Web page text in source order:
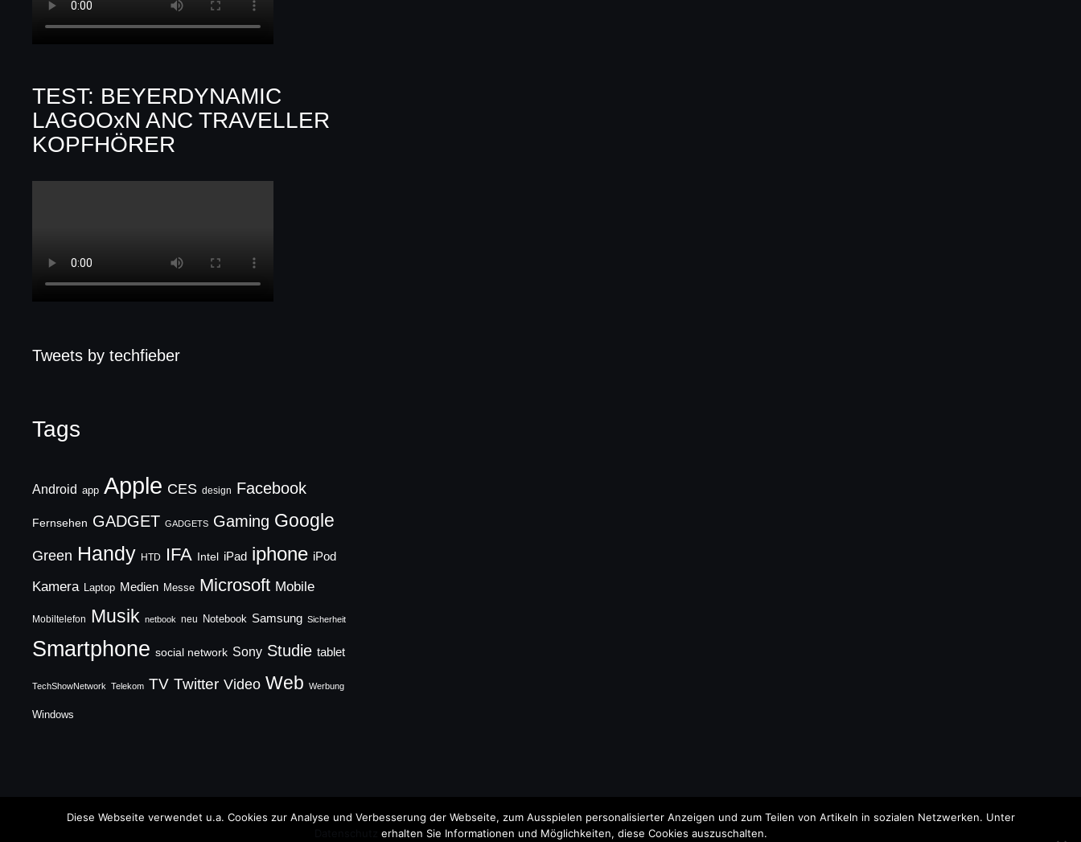
TEST: BEYERDYNAMIC
LAGOOxN ANC TRAVELLER
KOPFHÖRER
Tweets by techfieber
Tags
Android app Apple CES design Facebook
Fernsehen GADGET GADGETS Gaming Google
Green Handy HTD IFA Intel iPad iphone iPod
Kamera Laptop Medien Messe Microsoft Mobile
Mobiltelefon Musik netbook neu Notebook Samsung Sicherheit
Smartphone social network Sony Studie tablet
TechShowNetwork Telekom TV Twitter Video Web Werbung
Windows
Copyright © 2026 TechFieber Blog
Diese Webseite verwendet u.a. Cookies zur Analyse und Verbesserung der Webseite, zum Ausspielen personalisierter Anzeigen und zum Teilen von Artikeln in sozialen Netzwerken. Unter
erhalten Sie Informationen und Möglichkeiten, diese Cookies auszuschalten.